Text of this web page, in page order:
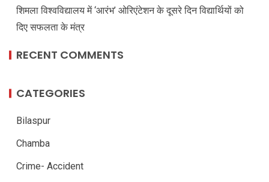
शिमला विश्वविद्यालय में ‘आरंभ’ ओरिएंटेशन के दूसरे दिन विद्यार्थियों को
दिए सफलता के मंत्र
RECENT COMMENTS
CATEGORIES
Bilaspur
Chamba
Crime- Accident